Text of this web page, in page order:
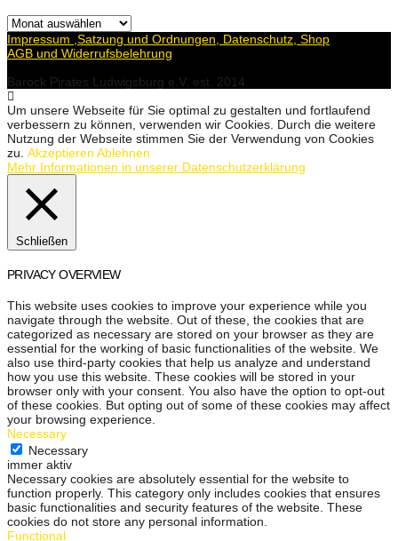
Archiv
Impressum ,Satzung und Ordnungen, Datenschutz, Shop
AGB und Widerrufsbelehrung
Barock Pirates Ludwigsburg e.V. est. 2014
Um unsere Webseite für Sie optimal zu gestalten und fortlaufend
verbessern zu können, verwenden wir Cookies. Durch die weitere
Nutzung der Webseite stimmen Sie der Verwendung von Cookies
zu. Akzeptieren Ablehnen
Mehr Informationen in unserer Datenschutzerklärung
Schließen
PRIVACY OVERVIEW
This website uses cookies to improve your experience while you
navigate through the website. Out of these, the cookies that are
categorized as necessary are stored on your browser as they are
essential for the working of basic functionalities of the website. We
also use third-party cookies that help us analyze and understand
how you use this website. These cookies will be stored in your
browser only with your consent. You also have the option to opt-out
of these cookies. But opting out of some of these cookies may affect
your browsing experience.
Necessary
Necessary
immer aktiv
Necessary cookies are absolutely essential for the website to
function properly. This category only includes cookies that ensures
basic functionalities and security features of the website. These
cookies do not store any personal information.
Functional